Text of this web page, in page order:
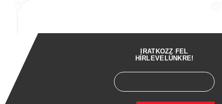
IRATKOZZ FEL
HÍRLEVELÜNKRE!